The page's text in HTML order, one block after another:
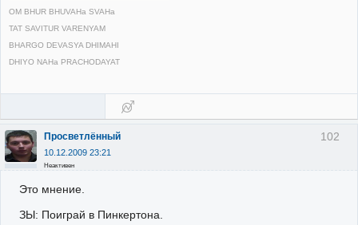
OM BHUR BHUVAHa SVAHa
TAT SAVITUR VARENYAM
BHARGO DEVASYA DHIMAHI
DHIYO NAHa PRACHODAYAT
102
Просветлённый
10.12.2009 23:21
Неактивен
Это мнение.
ЗЫ: Поиграй в Пинкертона.